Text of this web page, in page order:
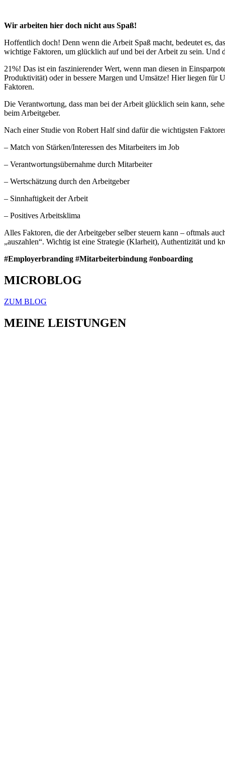
Wir arbeiten hier doch nicht aus Spaß!
Hoffentlich doch! Denn wenn die Arbeit Spaß macht, bedeutet es,
wichtige Faktoren, um glücklich auf und bei der Arbeit zu sein. Und
21%! Das ist ein faszinierender Wert, wenn man diesen in
Produktivität) oder in bessere Margen und Umsätze! Hier liegen für
Faktoren.
Die Verantwortung, dass man bei der Arbeit glücklich sein kann,
beim Arbeitgeber.
Nach einer Studie von Robert Half sind dafür die wichtigsten
– Match von Stärken/Interessen des Mitarbeiters im Job
– Verantwortungsübernahme durch Mitarbeiter
– Wertschätzung durch den Arbeitgeber
– Sinnhaftigkeit der Arbeit
– Positives Arbeitsklima
Alles Faktoren, die der Arbeitgeber selber steuern kann – oftmals
„auszahlen“. Wichtig ist eine Strategie (Klarheit), Authentizität und
#Employerbranding #Mitarbeiterbindung #onboarding
MICROBLOG
ZUM BLOG
MEINE LEISTUNGEN